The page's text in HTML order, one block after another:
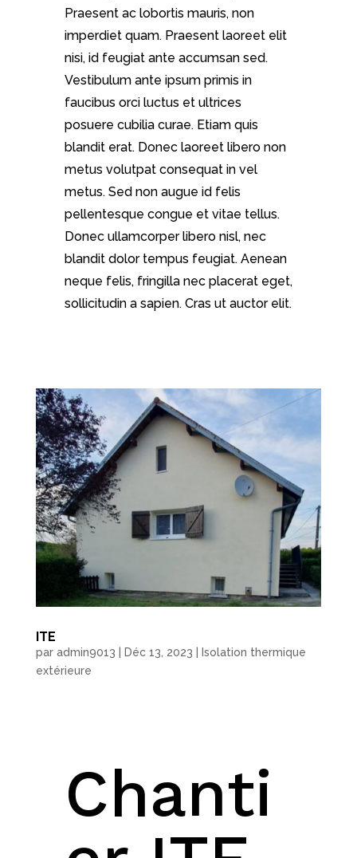
Praesent ac lobortis mauris, non
imperdiet quam. Praesent laoreet elit
nisi, id feugiat ante accumsan sed.
Vestibulum ante ipsum primis in
faucibus orci luctus et ultrices
posuere cubilia curae. Etiam quis
blandit erat. Donec laoreet libero non
metus volutpat consequat in vel
metus. Sed non augue id felis
pellentesque congue et vitae tellus.
Donec ullamcorper libero nisl, nec
blandit dolor tempus feugiat. Aenean
neque felis, fringilla nec placerat eget,
sollicitudin a sapien. Cras ut auctor elit.
ITE
par admin9013 Déc 13, 2023
Isolation thermique
extérieure
Chanti